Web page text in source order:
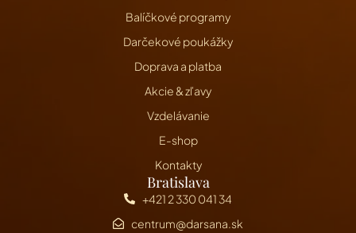
Balíčkové programy
Darčekové poukážky
Doprava a platba
Akcie & zľavy
Vzdelávanie
E-shop
Kontakty
Bratislava
+421 2 330 041 34
centrum@darsana.sk